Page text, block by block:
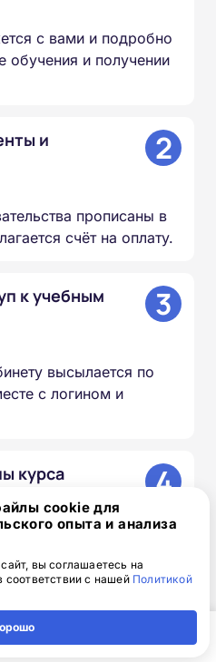
с вами и подробно
обучения и получении
и
2
прописаны в
счёт на оплату.
к учебным
3
высылается по
с логином и
курса 4
документы и
тест — в
и темпе.
в ФИС
5
cookie для
опыта и анализа
вы соглашаетесь на
соответствии с нашей Политикой